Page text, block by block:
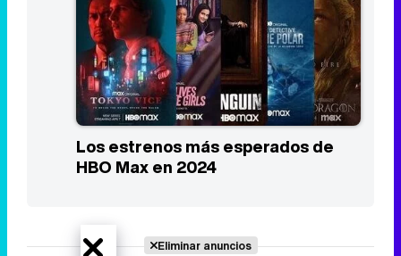
Los estrenos más esperados de
HBO Max en 2024
Eliminar anuncios